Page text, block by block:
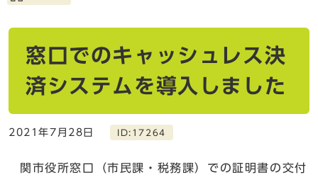
窓口でのキャッシュレス決
済システムを導入しました
2021年7月28日 ID:17264
関市役所窓口（市民課・税務課）での証明書の交付